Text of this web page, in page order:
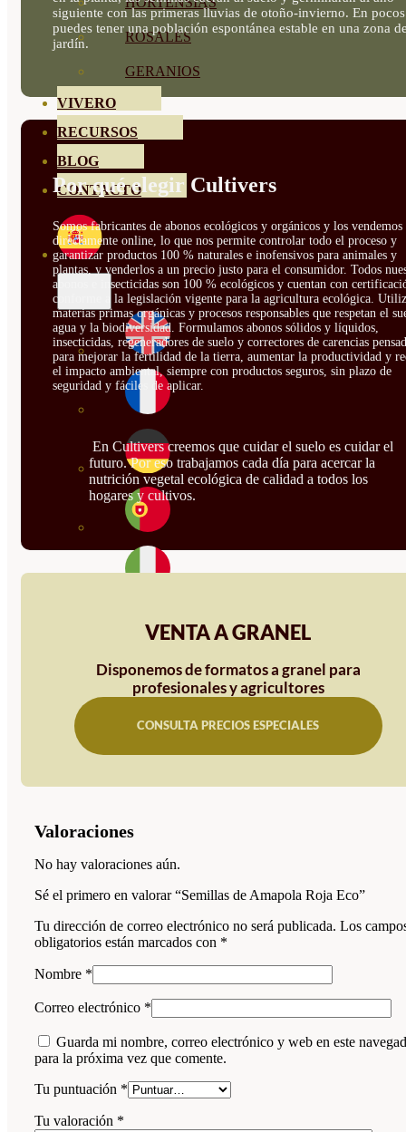
ROSALES
GERANIOS
VIVERO
RECURSOS
BLOG
CONTACTO
siguiente con las primeras lluvias de otoño-invierno. En
puedes tener una población espontánea estable en una zona
jardín.
Por qué elegir Cultivers
Somos fabricantes de abonos ecológicos y orgánicos y los vendemos
directamente online, lo que nos permite controlar todo el proceso y
garantizar productos 100 % naturales e inofensivos para animales y
plantas, y venderlos a un precio justo para el consumidor. Todos
abonos e insecticidas son 100 % ecológicos y cuentan con
conforme a la legislación vigente para la agricultura ecológica.
materias primas orgánicas y procesos responsables que respetan el
agua y la biodiversidad. Formulamos abonos sólidos y líquidos,
insecticidas, regeneradores de suelo y correctores de carencias
para mejorar la fertilidad de la tierra, aumentar la productividad y
el impacto ambiental, siempre con productos seguros, sin plazo de
seguridad y fáciles de aplicar.
En Cultivers creemos que cuidar el suelo es cuidar el
futuro. Por eso trabajamos cada día para acercar la
nutrición vegetal ecológica de calidad a todos los
hogares y cultivos.
VENTA A GRANEL
Disponemos de formatos a granel para
profesionales y agricultores
CONSULTA PRECIOS ESPECIALES
Valoraciones
No hay valoraciones aún.
Sé el primero en valorar “Semillas de Amapola Roja Eco”
Tu dirección de correo electrónico no será publicada. Los
obligatorios están marcados con *
Nombre *
Correo electrónico *
Guarda mi nombre, correo electrónico y web en este
para la próxima vez que comente.
Tu puntuación *
Tu valoración *